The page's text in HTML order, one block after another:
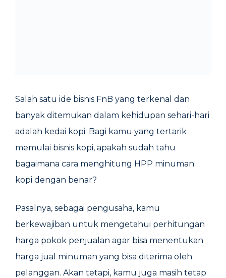
Salah satu ide bisnis FnB yang terkenal dan
banyak ditemukan dalam kehidupan sehari-hari
adalah kedai kopi. Bagi kamu yang tertarik
memulai bisnis kopi, apakah sudah tahu
bagaimana cara menghitung HPP minuman
kopi dengan benar?
Pasalnya, sebagai pengusaha, kamu
berkewajiban untuk mengetahui perhitungan
harga pokok penjualan agar bisa menentukan
harga jual minuman yang bisa diterima oleh
pelanggan. Akan tetapi, kamu juga masih tetap